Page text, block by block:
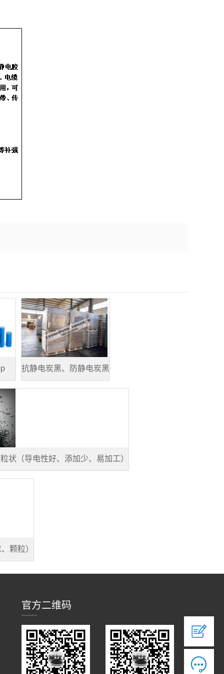
抗静电炭黑、防静电炭黑
状（导电性好、添加少、易加工）
颗粒）
官方二维码



7*12 专业客服，服务咨询
工单服务